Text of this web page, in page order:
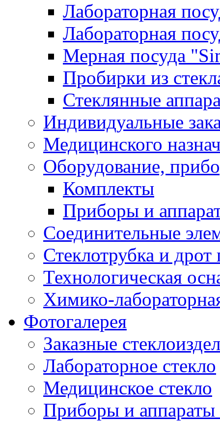
Лабораторная
Лабораторная
Мерная посуда
Пробирки из
Стеклянные
Индивидуальные
Медицинского
Оборудование,
Комплекты
Приборы и
Соединительные
Стеклотрубка и дрот
Технологическая
Химико-
Фотогалерея
Заказные
Лабораторное стекло
Медицинское стекло
Приборы и аппараты